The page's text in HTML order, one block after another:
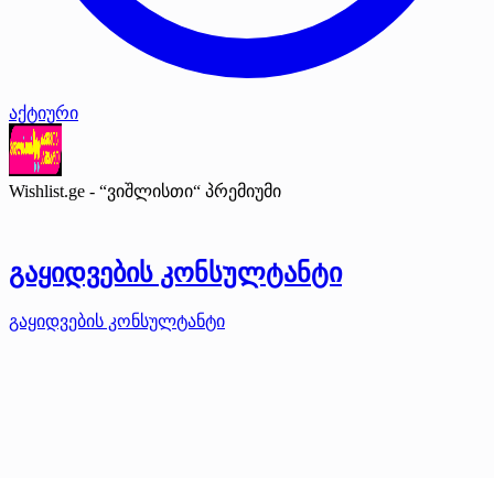
აქტიური
Wishlist.ge - “ვიშლისთი“ პრემიუმი
გაყიდვების კონსულტანტი
გაყიდვების კონსულტანტი